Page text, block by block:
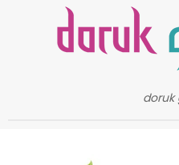
doruk